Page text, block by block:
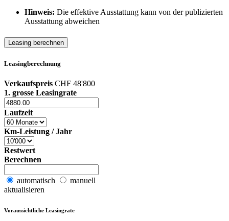
Hinweis: Die effektive Ausstattung kann von der publizierten
Ausstattung abweichen
Leasing berechnen
Leasingberechnung
Verkaufspreis CHF 48'800
1. grosse Leasingrate
Laufzeit
Km-Leistung / Jahr
Restwert
Berechnen
automatisch
manuell
aktualisieren
Voraussichtliche Leasingrate